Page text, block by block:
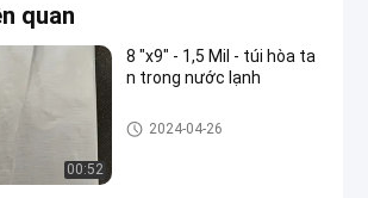
quan
00:52
8 "x9" - 1,5 Mil - túi hòa ta
n trong nước lạnh
Phim hòa tan trong nước PVA
2024-04-26